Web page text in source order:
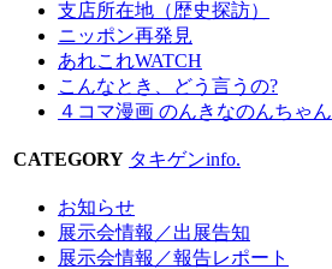
支店所在地（歴史探訪）
ニッポン再発見
あれこれWATCH
こんなとき、どう言うの?
４コマ漫画 のんきなのんちゃん
CATEGORY タキゲンinfo.
お知らせ
展示会情報／出展告知
展示会情報／報告レポート